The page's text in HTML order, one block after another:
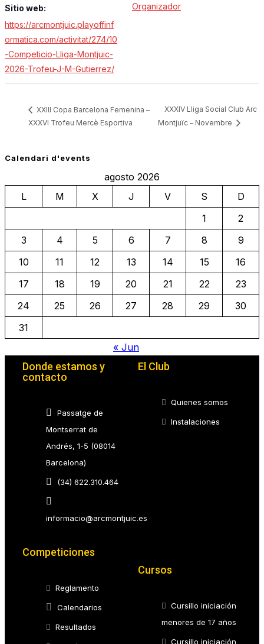
Sitio web:
https://arcmontjuic.playoffinf
ormatica.com/activitat/274/10
-Competicio-Lliga-Montjuic-
2026-Trofeu-J-M-Gutierrez/
Organizador
XXIII Copa Barcelona Femenina –
XXXVI Trofeu Mercè Esportiva
XXXIV Lliga Social Club Arc
Montjuïc – Novembre
Calendari d'events
agosto 2026
L
M X J V S
D
1
2
3
4 5 6 7 8
9
10
11 12 13 14 15
16
17
18 19 20 21 22
23
24
25 26 27 28 29
30
31
« Jun
Donde estamos y
contacto
Passatge de
Montserrat de
Andrés, 1-5 (08014
Barcelona)
(34) 622.310.464
informacio@arcmontjuic.es
El Club
Quienes somos
Instalaciones
Competiciones
Reglamento
Calendarios
Resultados
Cursos
Cursillo iniciación
menores de 17 años
Cursillo iniciación